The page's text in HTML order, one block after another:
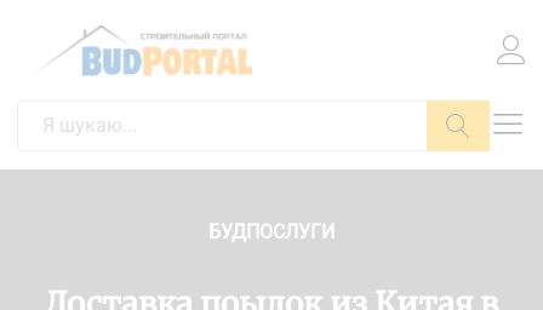
Пошук
БУДПОСЛУГИ